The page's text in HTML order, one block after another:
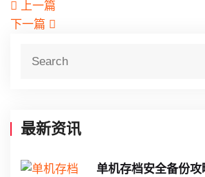
上一篇
下一篇
最新资讯
单机存档安全备份攻